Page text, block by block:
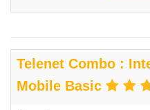
Telenet Combo :
Mobile Basic